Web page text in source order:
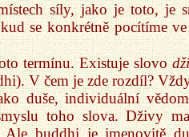
síly, jako je toto, je
se konkrétně pocítíme ve
termínu. Existuje slovo
V čem je zde rozdíl?
duše, individuální
toho slova. Dživy